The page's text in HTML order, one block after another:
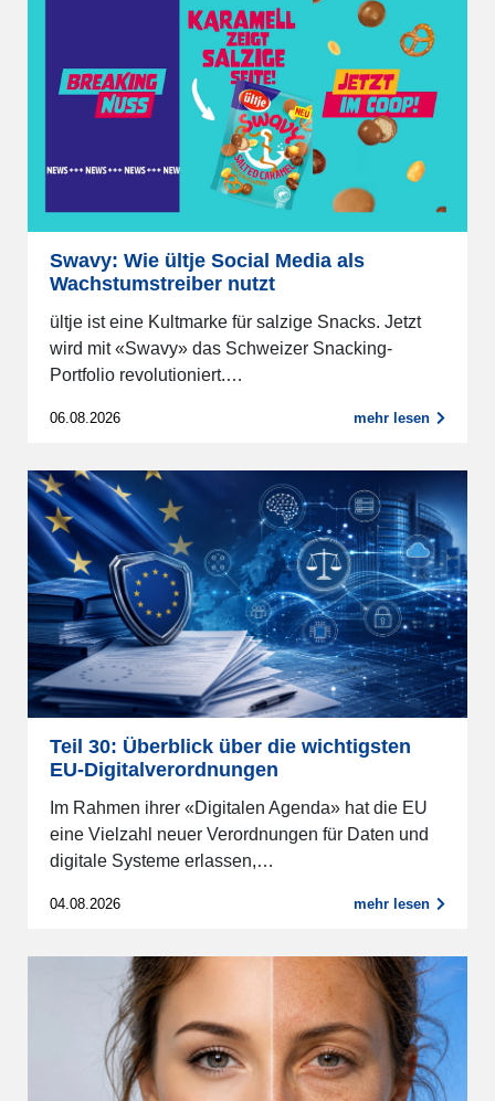
Swavy: Wie ültje Social Media als
Wachstumstreiber nutzt
ültje ist eine Kultmarke für salzige Snacks. Jetzt
wird mit «Swavy» das Schweizer Snacking-
Portfolio revolutioniert.…
06.08.2026 mehr lesen
Teil 30: Überblick über die wichtigsten
EU-Digitalverordnungen
Im Rahmen ihrer «Digitalen Agenda» hat die EU
eine Vielzahl neuer Verordnungen für Daten und
digitale Systeme erlassen,…
04.08.2026 mehr lesen